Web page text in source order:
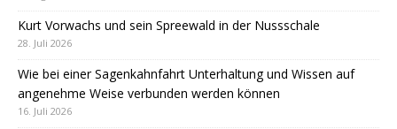
Kurt Vorwachs und sein Spreewald in der Nussschale
28. Juli 2026
Wie bei einer Sagenkahnfahrt Unterhaltung und Wissen auf
angenehme Weise verbunden werden können
16. Juli 2026